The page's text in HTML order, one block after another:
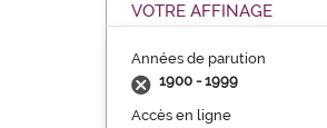
VOTRE AFFINAGE
Années de parution
1900 - 1999
Accès en ligne